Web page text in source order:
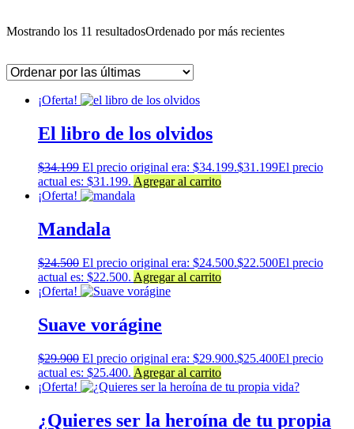
Mostrando los 11 resultadosOrdenado por más recientes
¡Oferta!
El libro de los olvidos
$34.199 El precio original era: $34.199.$31.199El precio
actual es: $31.199. Agregar al carrito
¡Oferta!
Mandala
$24.500 El precio original era: $24.500.$22.500El precio
actual es: $22.500. Agregar al carrito
¡Oferta!
Suave vorágine
$29.900 El precio original era: $29.900.$25.400El precio
actual es: $25.400. Agregar al carrito
¡Oferta!
¿Quieres ser la heroína de tu propia